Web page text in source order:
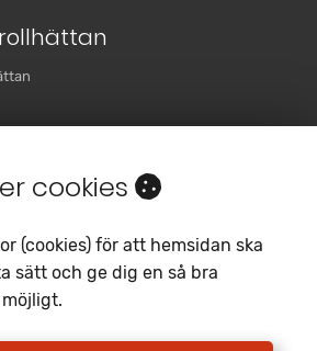
cookies
(cookies) för att hemsidan ska
sätt och ge dig en så bra